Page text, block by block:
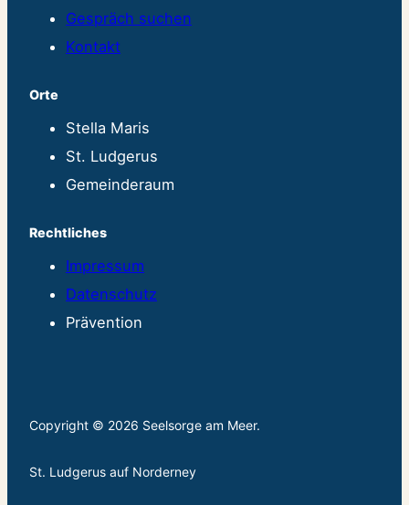
Gespräch suchen
Kontakt
Orte
Stella Maris
St. Ludgerus
Gemeinderaum
Rechtliches
Impressum
Datenschutz
Prävention
Copyright © 2026 Seelsorge am Meer.
St. Ludgerus auf Norderney